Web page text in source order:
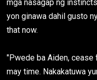
mga nasagap ng
yon ginawa dahil gusto
that now.
"Pwede ba Aiden, cease
may time. Nakakatuwa